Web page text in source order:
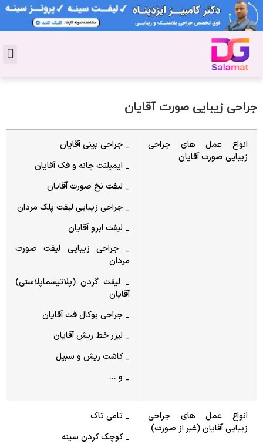
جراحی زیبایی صورت آقایان
انواع عمل های جراحی
زیبایی صورت آقایان
_ جراحی بینی آقایان
_ ایمپلنت چانه و فک آقایان
_ لیفت نخ صورت آقایان
_ جراحی زیبایی لیفت پلک مردان
_ لیفت ابرو آقایان
_ جراحی زیبایی لیفت صورت
مردان
_ لیفت گردن (پلاتیسماپلاستی)
آقایان
_ جراحی بوکال فت آقایان
_ لیزر خط ریش آقایان
_ کاشت ریش و سبیل
_ و …
انواع عمل های جراحی
زیبایی آقایان (غیر از صورت)
_ تامی تاک
_ کوچک کردن سینه